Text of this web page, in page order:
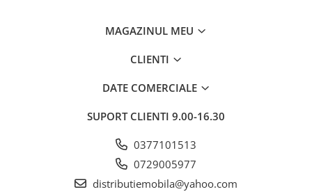
MAGAZINUL MEU
CLIENTI
DATE COMERCIALE
SUPORT CLIENTI 9.00-16.30
0377101513
0729005977
distributiemobila@yahoo.com